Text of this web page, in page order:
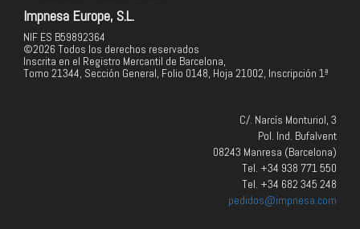
Impnesa Europe, S.L.
NIF ES B59892364
©2026 Todos los derechos reservados
Inscrita en el Registro Mercantil de Barcelona,
Tomo 21344, Sección General, Folio 0148, Hoja 21002, Inscripción 1ª
C/. Narcís Monturiol, 3
Pol. Ind. Bufalvent
08243 Manresa (Barcelona)
Tel. +34 938 771 550
Tel. +34 682 345 248
pedidos@impnesa.com